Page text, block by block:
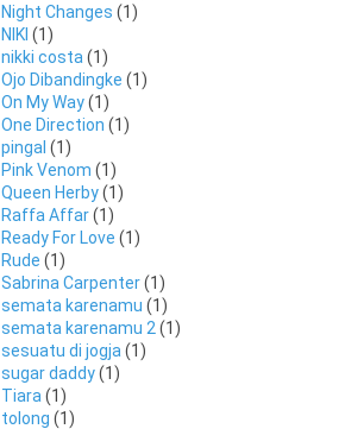
Night Changes (1)
NIKI (1)
nikki costa (1)
Ojo Dibandingke (1)
On My Way (1)
One Direction (1)
pingal (1)
Pink Venom (1)
Queen Herby (1)
Raffa Affar (1)
Ready For Love (1)
Rude (1)
Sabrina Carpenter (1)
semata karenamu (1)
semata karenamu 2 (1)
sesuatu di jogja (1)
sugar daddy (1)
Tiara (1)
tolong (1)